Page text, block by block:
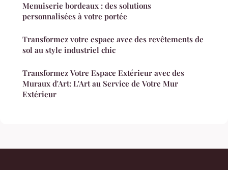
Menuiserie bordeaux : des solutions
personnalisées à votre portée
Transformez votre espace avec des revêtements de
sol au style industriel chic
Transformez Votre Espace Extérieur avec des
Muraux d'Art: L'Art au Service de Votre Mur
Extérieur